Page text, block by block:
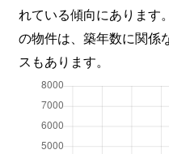
れている傾向にあります
の物件は、築年数に関係
スもあります。